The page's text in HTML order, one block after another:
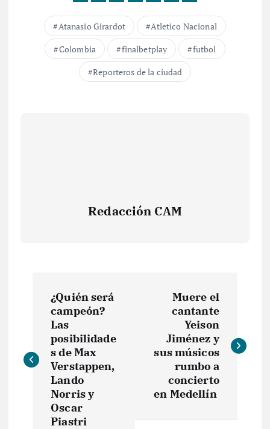
Atanasio Girardot
Atletico Nacional
Colombia
finalbetplay
futbol
Reporteros de la ciudad
Redacción CAM
v
e
¿Quién será
campeón?
Las
posibilidade
s de Max
Verstappen,
Lando
Norris y
Oscar
Piastri
Muere el
cantante
Yeison
Jiménez y
sus músicos
rumbo a
concierto
en Medellín